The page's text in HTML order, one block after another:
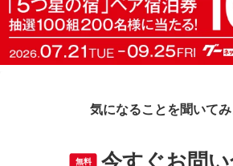
気になることを聞いてみ
無料 今すぐお問